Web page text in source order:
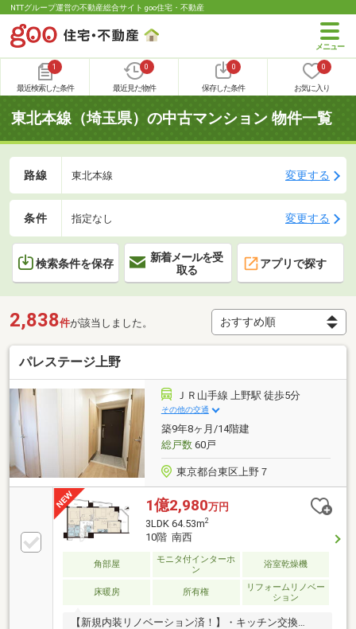
NTTグループ運営の不動産総合サイト goo住宅・不動産
1
最近検索した条件
0
最近見た物件
0
保存した条件
0
お気に入り
東北本線（埼玉県）の中古マンション 物件一覧
路線 東北本線 変更する
条件 指定なし 変更する
検索条件を保存
新着メールを受
取る
アプリで探す
2,838件が該当しました。
パレステージ上野
ＪＲ山手線 上野駅 徒歩5分
その他の交通
築9年8ヶ月/14階建
総戸数60戸
東京都台東区上野７
1億2,980万円
3LDK 64.53m2
10階 南西
角部屋
モニタ付インターホ
ン
浴室乾燥機
床暖房 所有権
リフォームリノベー
ション
【新規内装リノベーション済！】・キッチン交換…